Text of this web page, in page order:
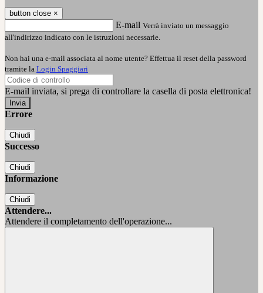
button close ×
E-mail Verrà inviato un messaggio
all'indirizzo indicato con le istruzioni necessarie.
Non hai una e-mail associata al nome utente? Effettua il reset della password
tramite la Login Spaggiari
E-mail inviata, si prega di controllare la casella di posta elettronica!
Errore
Chiudi
Successo
Chiudi
Informazione
Chiudi
Attendere...
Attendere il completamento dell'operazione...